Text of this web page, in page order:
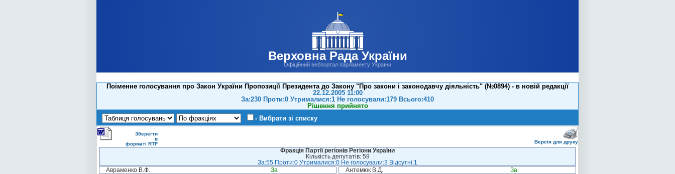
Верховна Рада України
Офіційний вебпортал парламенту України
Поіменне голосування про Закон України Пропозиції Президента до Закону "Про закони і законодавчу діяльність" (№0894) - в новій редакції
22.12.2005 11:00
За:230 Проти:0 Утрималися:1 Не голосували:179 Всього:410
Рішення прийнято
- Вибрати зі списку
Зберегти
в
форматі RTF
Версія для друку
Фракція Партії регіонів Регіони України
Кількість депутатів: 59
За:55 Проти:0 Утрималися:0 Не голосували:3 Відсутні:1
Авраменко В.Ф.
За Антемюк В.Д.
За